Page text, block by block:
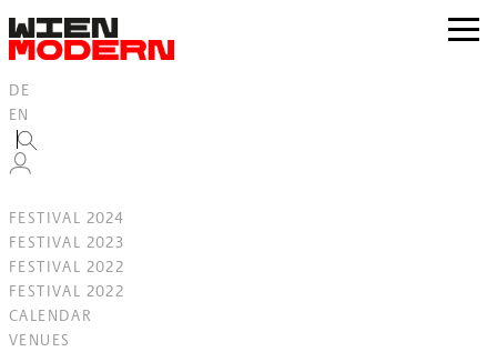
springen
zur
DE
EN
FESTIVAL 2024
FESTIVAL 2023
FESTIVAL 2022
FESTIVAL 2022
CALENDAR
VENUES